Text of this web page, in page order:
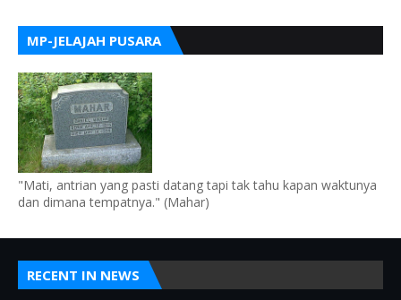
MP-JELAJAH PUSARA
"Mati, antrian yang pasti datang tapi tak tahu kapan waktunya
dan dimana tempatnya." (Mahar)
RECENT IN NEWS